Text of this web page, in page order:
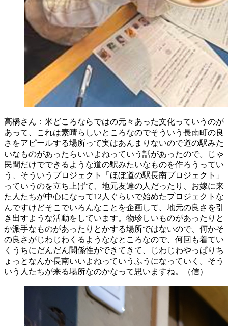
高橋さん：米どころならではの元々あった文化っていうのが
あって、これは素晴らしいところなのでそういう長南町の良
さをアピールする場所って実はあんまりないので道の駅みた
いなものがあったらいいよねっていう話があったので。じゃ
民間だけでできるような道の駅みたいなものを作ろうってい
う、そういうプロジェクト「ほぼ道の駅長南プロジェクト」
っていうのを立ち上げて、地元友達の人だったり、お嫁に来
た人たちが中心になって12人ぐらいで始めたプロジェクトな
んですけどそこでいろんなことを企画して、地元の良さを引
き出すような活動をしています。物珍しいものがあったりと
か派手なものがあったりとかする場所ではないので、何かそ
の良さがじわじわくるようななところなので、何回も着てい
くうちにだんだん関係性ができてきて、じわじわやっぱりち
ょっとなんか長南いいよねっていうふうになっていく。そう
いう人たちが来る場所なのかなって思いますね。（信）